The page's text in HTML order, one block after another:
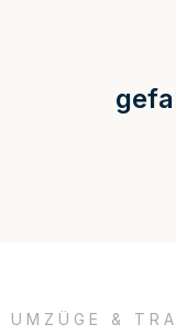
UMZÜGE &